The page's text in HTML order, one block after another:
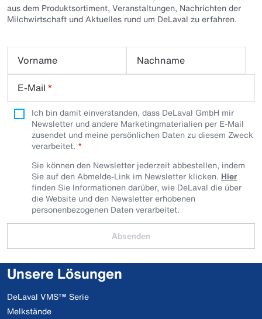
aus dem Produktsortiment, Veranstaltungen, Nachrichten der
Milchwirtschaft und Aktuelles rund um DeLaval zu erfahren.
Vorname
Nachname
E-Mail *
Ich bin damit einverstanden, dass DeLaval GmbH mir
Newsletter und andere Marketingmaterialien per E-Mail
zusendet und meine persönlichen Daten zu diesem Zweck
verarbeitet.
Sie können den Newsletter jederzeit abbestellen, indem
Sie auf den Abmelde-Link im Newsletter klicken. Hier
finden Sie Informationen darüber, wie DeLaval die über
die Website und den Newsletter erhobenen
personenbezogenen Daten verarbeitet.
Absenden
Unsere Lösungen
DeLaval VMS™ Serie
Melkstände